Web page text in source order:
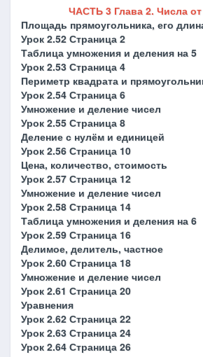
ЧАСТЬ 3 Глава 2. Числа
Площадь прямоугольника, его
Урок 2.52 Страница 2
Таблица умножения и деления на 5
Урок 2.53 Страница 4
Периметр квадрата и
Урок 2.54 Страница 6
Умножение и деление чисел
Урок 2.55 Страница 8
Деление с нулём и единицей
Урок 2.56 Страница 10
Цена, количество, стоимость
Урок 2.57 Страница 12
Умножение и деление чисел
Урок 2.58 Страница 14
Таблица умножения и деления на 6
Урок 2.59 Страница 16
Делимое, делитель, частное
Урок 2.60 Страница 18
Умножение и деление чисел
Урок 2.61 Страница 20
Уравнения
Урок 2.62 Страница 22
Урок 2.63 Страница 24
Урок 2.64 Страница 26